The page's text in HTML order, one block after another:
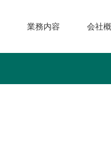
業務内容 会社